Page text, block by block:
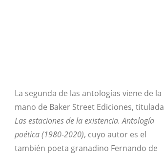
La segunda de las antologías viene de la
mano de Baker Street Ediciones, titulada
Las estaciones de la existencia. Antología
poética (1980-2020), cuyo autor es el
también poeta granadino Fernando de